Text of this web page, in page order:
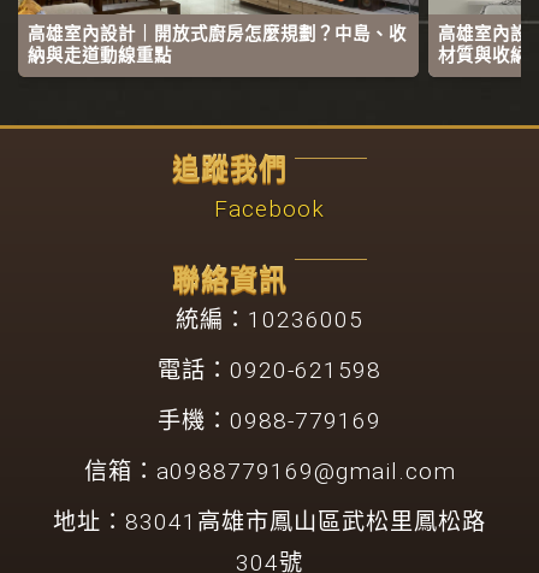
高雄室內設計｜開放式廚房怎麼規劃？中島、收
納與走道動線重點
高雄室內設
材質與收納
聯絡資訊
統編：10236005
電話：0920-621598
手機：0988-779169
信箱： a0988779169@gmail.com
地址：83041高雄市鳳山區武松里鳳松路
304號
追蹤我們
Facebook